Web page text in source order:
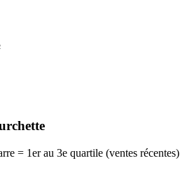
= 1er au 3e quartile (ventes récentes)